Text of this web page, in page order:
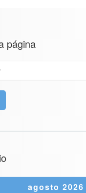
página
agosto 2026